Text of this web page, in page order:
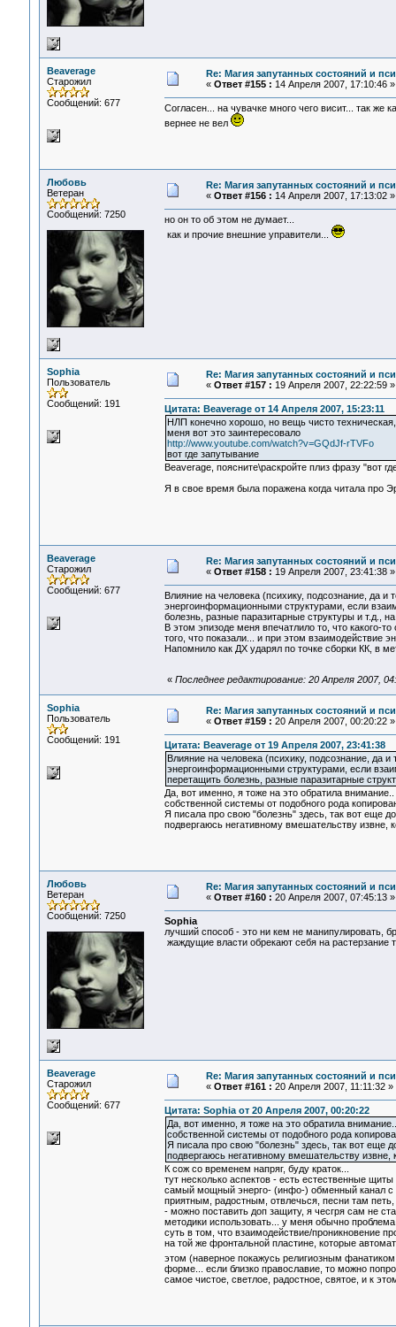
Beaverage
Старожил
Сообщений: 677
Re: Магия запутанных состояний и
« Ответ #155 : 14 Апреля 2007, 17:10:46 »
Согласен... на чувачке много чего висит... так
вернее не вел
Любовь
Ветеран
Сообщений: 7250
Re: Магия запутанных состояний и
« Ответ #156 : 14 Апреля 2007, 17:13:02 »
но он то об этом не думает...
как и прочие внешние управители...
Sophia
Пользователь
Сообщений: 191
Re: Магия запутанных состояний и
« Ответ #157 : 19 Апреля 2007, 22:22:59 »
Цитата: Beaverage от 14 Апреля 2007, 15:23:11
НЛП конечно хорошо, но вещь чисто
меня вот это заинтересовало
http://www.youtube.com/watch?v=GQdJf-rTVFo
вот где запутывание
Beaverage, поясните\раскройте плиз фразу "вот
Я в свое время была поражена когда читала про
Beaverage
Старожил
Сообщений: 677
Re: Магия запутанных состояний и
« Ответ #158 : 19 Апреля 2007, 23:41:38 »
Влияние на человека (психику, подсознание, да и
энергоинформационными структурами, если
болезнь, разные паразитарные структуры и т.д.,
В этом эпизоде меня впечатлило то, что какого-
того, что показали... и при этом взаимодействие
Напомнило как ДХ ударял по точке сборки КК, в
« Последнее редактирование: 20 Апреля 2007,
Sophia
Пользователь
Сообщений: 191
Re: Магия запутанных состояний и
« Ответ #159 : 20 Апреля 2007, 00:20:22 »
Цитата: Beaverage от 19 Апреля 2007, 23:41:38
Влияние на человека (психику, подсознание, да
энергоинформационными структурами, если
перетащить болезнь, разные паразитарные
Да, вот именно, я тоже на это обратила
собственной системы от подобного рода
Я писала про свою "болезнь" здесь, так вот еще
подвергаюсь негативному вмешательству извне,
Любовь
Ветеран
Сообщений: 7250
Re: Магия запутанных состояний и
« Ответ #160 : 20 Апреля 2007, 07:45:13 »
Sophia
лучший способ - это ни кем не манипулировать,
жаждущие власти обрекают себя на
Beaverage
Старожил
Сообщений: 677
Re: Магия запутанных состояний и
« Ответ #161 : 20 Апреля 2007, 11:11:32 »
Цитата: Sophia от 20 Апреля 2007, 00:20:22
Да, вот именно, я тоже на это обратила
собственной системы от подобного рода
Я писала про свою "болезнь" здесь, так вот еще
подвергаюсь негативному вмешательству извне,
К сож со временем напряг, буду краток...
тут несколько аспектов - есть естественные
самый мощный энерго- (инфо-) обменный канал с
приятным, радостным, отвлечься, песни там петь,
- можно поставить доп защиту, я чесгря сам не
методики использовать... у меня обычно
суть в том, что взаимодействие/проникновение
на той же фронтальной пластине, которые
этом (наверное покажусь религиозным
форме... если близко православие, то можно
самое чистое, светлое, радостное, святое, и к